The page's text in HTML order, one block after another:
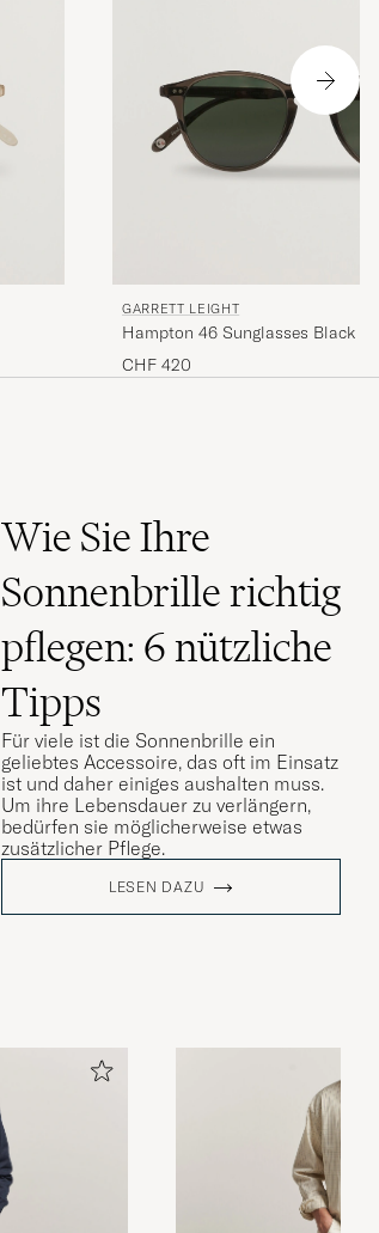
GARRETT LEIGHT
Hampton 46 Sunglasses Black
CHF 420
Wie Sie Ihre
Sonnenbrille richtig
pflegen: 6 nützliche
Tipps
Für viele ist die Sonnenbrille ein
geliebtes Accessoire, das oft im Einsatz
ist und daher einiges aushalten muss.
Um ihre Lebensdauer zu verlängern,
bedürfen sie möglicherweise etwas
zusätzlicher Pflege.
LESEN DAZU